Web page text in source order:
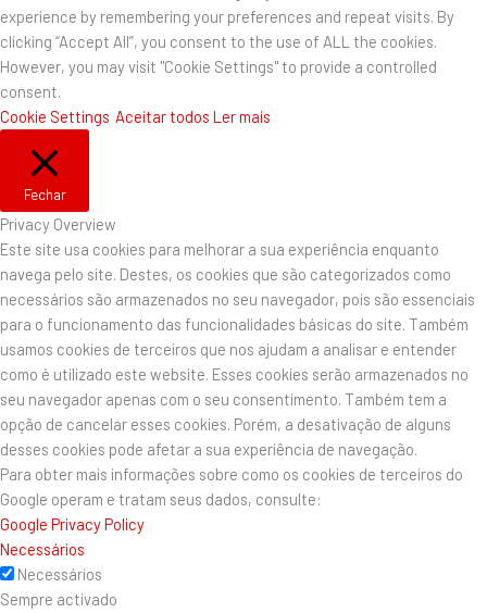
experience by remembering your preferences and repeat visits. By
clicking “Accept All”, you consent to the use of ALL the cookies.
However, you may visit "Cookie Settings" to provide a controlled
consent.
Cookie Settings Aceitar todos Ler mais
Fechar
Privacy Overview
Este site usa cookies para melhorar a sua experiência enquanto
navega pelo site. Destes, os cookies que são categorizados como
necessários são armazenados no seu navegador, pois são essenciais
para o funcionamento das funcionalidades básicas do site. Também
usamos cookies de terceiros que nos ajudam a analisar e entender
como é utilizado este website. Esses cookies serão armazenados no
seu navegador apenas com o seu consentimento. Também tem a
opção de cancelar esses cookies. Porém, a desativação de alguns
desses cookies pode afetar a sua experiência de navegação.
Para obter mais informações sobre como os cookies de terceiros do
Google operam e tratam seus dados, consulte:
Google Privacy Policy
Necessários
Necessários
Sempre activado